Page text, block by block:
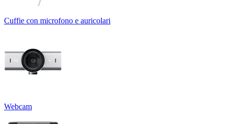
Cuffie con microfono e auricolari
Webcam